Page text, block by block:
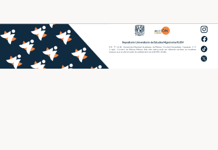
Repositorio Universitario de Estudios Migratorios RUEM
D.R. © 2026. Universidad Nacional Autónoma de México, Ciudad Universitaria, Coyoacán, C. P.
04510, Ciudad de México, México. Este sitiowebpuede ser utilizado con fines no lucrativos
siempre que se cite la fuente de conformidad con el AVISO LEGAL